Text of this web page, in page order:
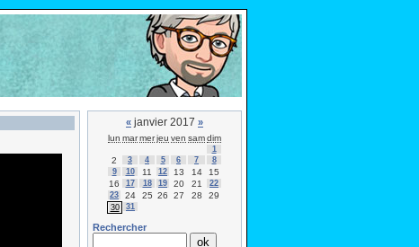
« janvier 2017 »
lun marmerjeu ven samdim
1
2 3 4 5 6 7
8
9
10 11 12 13 14
15
16
17 18 19 20 21
22
23
24 25 26 27 28 29
30 31
Rechercher